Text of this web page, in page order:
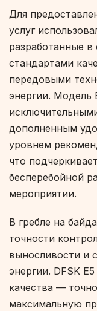
Для
услуг
разработанные в
стандартами
передовыми
энергии. Модель
дополненным
уровнем
что
бесперебойной
мероприятии.
В гребле на
точности
выносливости и
энергии. DFSK
качества —
максимальную